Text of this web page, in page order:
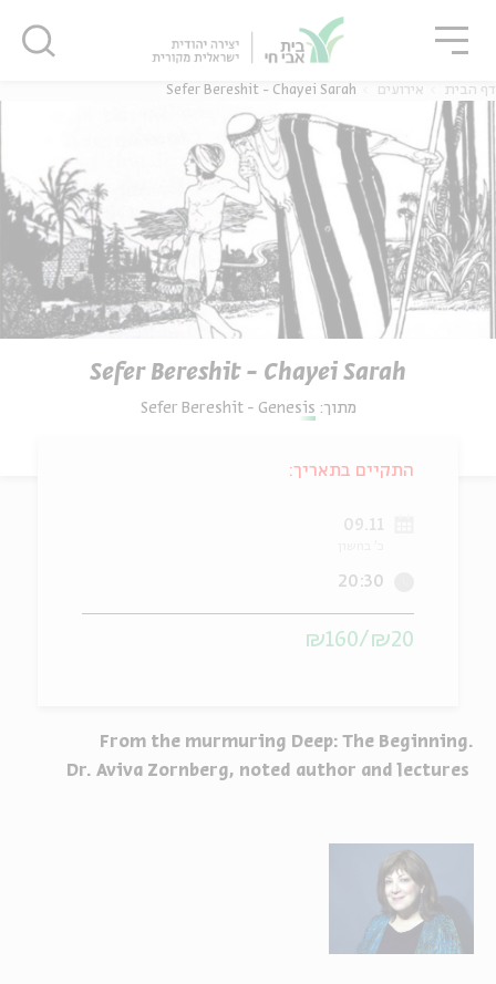
דף הבית אירועים Sefer Bereshit - Chayei Sarah
Sefer Bereshit - Chayei Sarah
מתוך: Sefer Bereshit - Genesis
From the murmuring Deep: The Beginning.
Dr. Aviva Zornberg, noted author and lectures
התקיים בתאריך:
09.11
20:30
₪20/₪160
סגור